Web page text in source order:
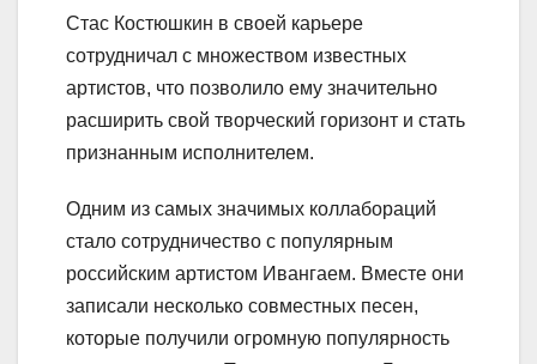
Стас Костюшкин в своей карьере
сотрудничал с множеством известных
артистов, что позволило ему значительно
расширить свой творческий горизонт и стать
признанным исполнителем.
Одним из самых значимых коллабораций
стало сотрудничество с популярным
российским артистом Ивангаем. Вместе они
записали несколько совместных песен,
которые получили огромную популярность